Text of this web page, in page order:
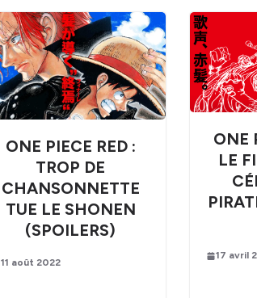
ONE PIECE RED :
TROP DE
CHANSONNETTE
TUE LE SHONEN
(SPOILERS)
11 août 2022
ONE
LE
17 avril